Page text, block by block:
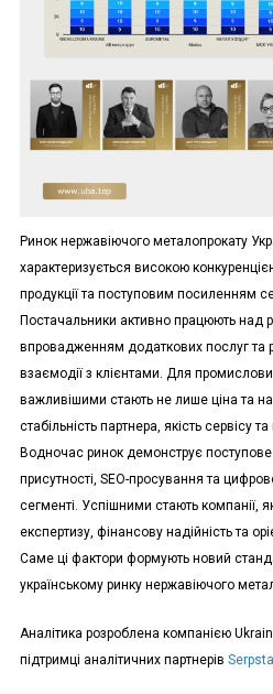
Ринок нержавіючого металопрокату
характеризується високою
продукції та поступовим посиленням
Постачальники активно працюють над
впровадженням додаткових послуг та
взаємодії з клієнтами. Для
важливішими стають не лише ціна та
стабільність партнера, якість сервісу
Водночас ринок демонструє поступове
присутності, SEO-просування та
сегменті. Успішними стають компанії,
експертизу, фінансову надійність та
Саме ці фактори формують новий
українському ринку нержавіючого
Аналітика розроблена компанією
підтримці аналітичних партнерів